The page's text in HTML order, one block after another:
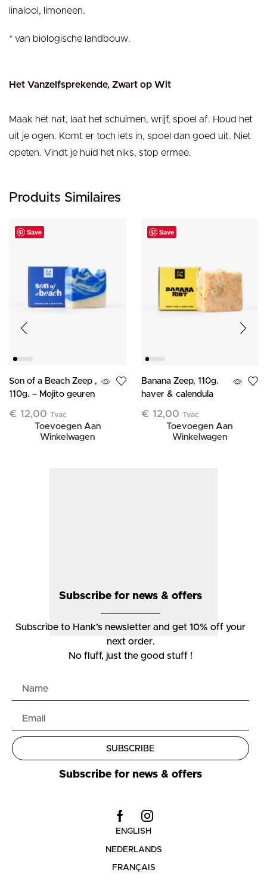
linalool, limoneen.
* van biologische landbouw.
Het Vanzelfsprekende, Zwart op Wit
Maak het nat, laat het schuimen, wrijf, spoel af. Houd het
uit je ogen. Komt er toch iets in, spoel dan goed uit. Niet
opeten. Vindt je huid het niks, stop ermee.
Produits Similaires
Save
Son of a Beach Zeep ,
110g. – Mojito geuren
Mineralen
€ 12,00 Tvac
Toevoegen Aan
Winkelwagen
Save
Banana Zeep, 110g.
haver & calendula
€ 12,00 Tvac
Toevoegen Aan
Winkelwagen
Subscribe for news & offers
Subscribe to Hank’s newsletter and get 10% off your
next order.
No fluff, just the good stuff !
SUBSCRIBE
Subscribe for news & offers
ENGLISH
NEDERLANDS
FRANÇAIS